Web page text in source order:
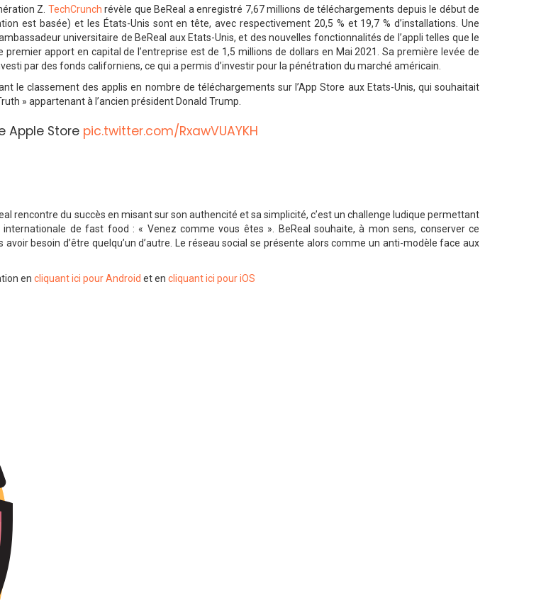
Z. TechCrunch révèle que BeReal a enregistré 7,67 millions de téléchargements depuis le début de
est basée) et les États-Unis sont en tête, avec respectivement 20,5 % et 19,7 % d’installations. Une
universitaire de BeReal aux Etats-Unis, et des nouvelles fonctionnalités de l’appli telles que le
premier apport en capital de l’entreprise est de 1,5 millions de dollars en Mai 2021. Sa première levée de
par des fonds californiens, ce qui a permis d’investir pour la pénétration du marché américain.
le classement des applis en nombre de téléchargements sur l’App Store aux Etats-Unis, qui souhaitait
» appartenant à l’ancien président Donald Trump.
Apple Store pic.twitter.com/RxawVUAYKH
rencontre du succès en misant sur son authencité et sa simplicité, c’est un challenge ludique permettant
de fast food : « Venez comme vous êtes ». BeReal souhaite, à mon sens, conserver ce
besoin d’être quelqu’un d’autre. Le réseau social se présente alors comme un anti-modèle face aux
en cliquant ici pour Android et en cliquant ici pour iOS